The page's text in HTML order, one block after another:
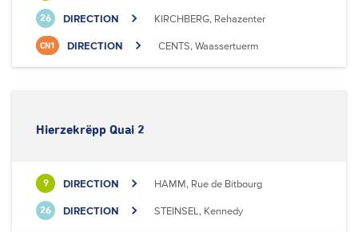
26 DIRECTION KIRCHBERG, Rehazenter
CN1 DIRECTION CENTS, Waassertuerm
Hierzekrëpp Quai 2
9 DIRECTION HAMM, Rue de Bitbourg
26 DIRECTION STEINSEL, Kennedy